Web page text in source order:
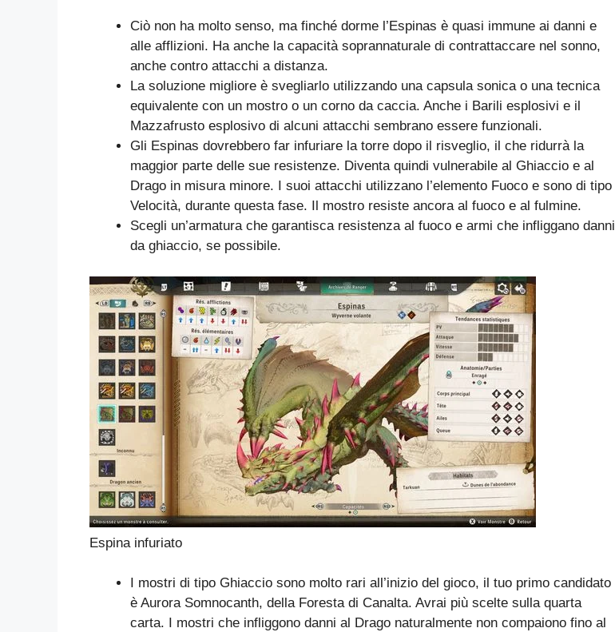
Ciò non ha molto senso, ma finché dorme l’Espinas è quasi immune ai danni e
alle afflizioni. Ha anche la capacità soprannaturale di contrattaccare nel sonno,
anche contro attacchi a distanza.
La soluzione migliore è svegliarlo utilizzando una capsula sonica o una tecnica
equivalente con un mostro o un corno da caccia. Anche i Barili esplosivi e il
Mazzafrusto esplosivo di alcuni attacchi sembrano essere funzionali.
Gli Espinas dovrebbero far infuriare la torre dopo il risveglio, il che ridurrà la
maggior parte delle sue resistenze. Diventa quindi vulnerabile al Ghiaccio e al
Drago in misura minore. I suoi attacchi utilizzano l’elemento Fuoco e sono di tipo
Velocità, durante questa fase. Il mostro resiste ancora al fuoco e al fulmine.
Scegli un’armatura che garantisca resistenza al fuoco e armi che infliggano danni
da ghiaccio, se possibile.
Espina infuriato
I mostri di tipo Ghiaccio sono molto rari all’inizio del gioco, il tuo primo candidato
è Aurora Somnocanth, della Foresta di Canalta. Avrai più scelte sulla quarta
carta. I mostri che infliggono danni al Drago naturalmente non compaiono fino al